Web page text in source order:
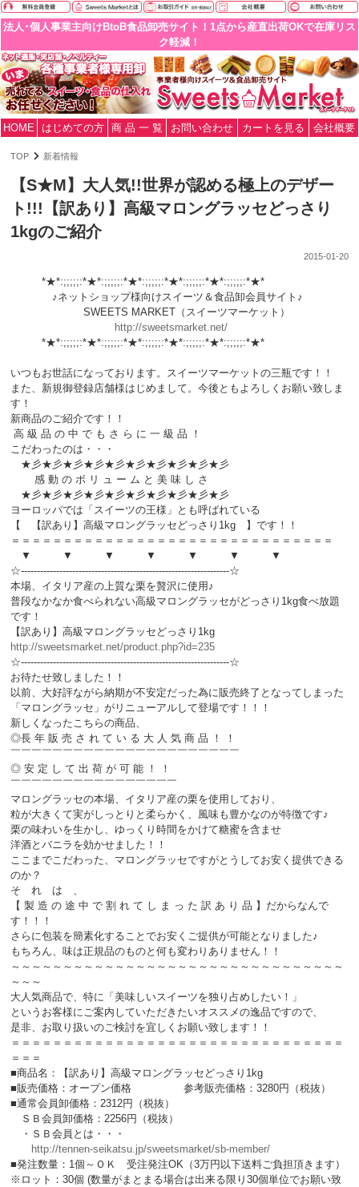
法人･個人事業主向けBtoB食品卸売サイト！1点から産直出荷OKで在庫リス
ク軽減！
HOME はじめての方 商 品 一 覧 お問い合わせ カートを見る 会社概要
TOP 新着情報
【S★M】大人気!!世界が認める極上のデザー
ト!!!【訳あり】高級マロングラッセどっさり
1kgのご紹介
2015-01-20
*★*:;;;;;:*★*:;;;;;:*★*:;;;;;:*★*:;;;;;:*★*:;;;;;:*★*
♪ネットショップ様向けスイーツ＆食品卸会員サイト♪
SWEETS MARKET（スイーツマーケット）
http://sweetsmarket.net/
*★*:;;;;;:*★*:;;;;;:*★*:;;;;;:*★*:;;;;;:*★*:;;;;;:*★*
いつもお世話になっております。スイーツマーケットの三瓶です！！
また、新規御登録店舗様はじめまして。今後ともよろしくお願い致しま
す！
新商品のご紹介です！！
高 級 品 の 中 で も さ ら に 一 級 品 ！
こだわったのは・・・
★彡★彡★彡★彡★彡★彡★彡★彡★彡★彡
感 動 の ボ リ ュ ー ム と 美 味 し さ
★彡★彡★彡★彡★彡★彡★彡★彡★彡★彡
ヨーロッパでは「スイーツの王様」とも呼ばれている
【 【訳あり】高級マロングラッセどっさり1kg 】です！！
＝＝＝＝＝＝＝＝＝＝＝＝＝＝＝＝＝＝＝＝＝＝＝＝＝＝＝＝＝＝＝
▼ ▼ ▼ ▼ ▼ ▼ ▼
☆-----------------------------------------------------------------☆
本場、イタリア産の上質な栗を贅沢に使用♪
普段なかなか食べられない高級マロングラッセがどっさり1kg食べ放題
です！
【訳あり】高級マロングラッセどっさり1kg
http://sweetsmarket.net/product.php?id=235
☆-----------------------------------------------------------------☆
お待たせ致しました！！
以前、大好評ながら納期が不安定だった為に販売終了となってしまった
「マロングラッセ」がリニューアルして登場です！！！
新しくなったこちらの商品、
◎長 年 販 売 さ れ て い る 大 人 気 商 品 ！ ！
￣￣￣￣￣￣￣￣￣￣￣￣￣￣￣￣￣￣￣￣￣￣
◎ 安 定 し て 出 荷 が 可 能 ！ ！
￣￣￣￣￣￣￣￣￣￣￣￣￣￣￣￣
マロングラッセの本場、イタリア産の栗を使用しており、
粒が大きくて実がしっとりと柔らかく、風味も豊かなのが特徴です♪
栗の味わいを生かし、ゆっくり時間をかけて糖蜜を含ませ
洋酒とバニラを効かせました！！
ここまでこだわった、マロングラッセですがとうしてお安く提供できる
のか？
そ れ は 、
【 製 造 の 途 中 で 割 れ て し ま っ た 訳 あ り 品 】だからなんで
す！！！
さらに包装を簡素化することでお安くご提供が可能となりました♪
もちろん、味は正規品のものと何も変わりありません！！
～～～～～～～～～～～～～～～～～～～～～～～～～～～～～～～～
～～～
大人気商品で、特に「美味しいスイーツを独り占めしたい！」
というお客様にご案内していただきたいオススメの逸品ですので、
是非、お取り扱いのご検討を宜しくお願い致します！！
＝＝＝＝＝＝＝＝＝＝＝＝＝＝＝＝＝＝＝＝＝＝＝＝＝＝＝＝＝＝＝＝
＝＝＝
■商品名：【訳あり】高級マロングラッセどっさり1kg
■販売価格：オープン価格 参考販売価格：3280円（税抜）
■通常会員卸価格：2312円（税抜）
ＳＢ会員卸価格：2256円（税抜）
・ＳＢ会員とは・・・
http://tennen-seikatsu.jp/sweetsmarket/sb-member/
■発注数量：1個～ＯＫ 受注発注OK（3万円以下送料ご負担頂きます）
※ロット：30個 (数量がまとまる場合は出来る限り30個単位でお願い致